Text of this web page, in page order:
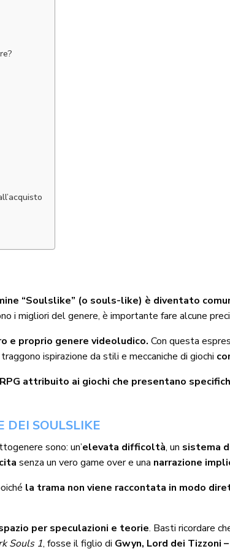
“Soulslike” (o souls-like) è diventato
i migliori del genere, è importante fare alcune
e proprio genere videoludico. Con questa
ispirazione da stili e meccaniche di giochi
attribuito ai giochi che presentano
DEI SOULSLIKE
sono: un’elevata difficoltà, un sistema
senza un vero game over e una narrazione
la trama non viene raccontata in modo
per speculazioni e teorie. Basti ricordare
Souls 1, fosse il figlio di Gwyn, Lord dei Tizzoni